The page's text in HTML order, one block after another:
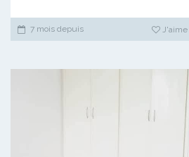
7 mois depuis J'aime